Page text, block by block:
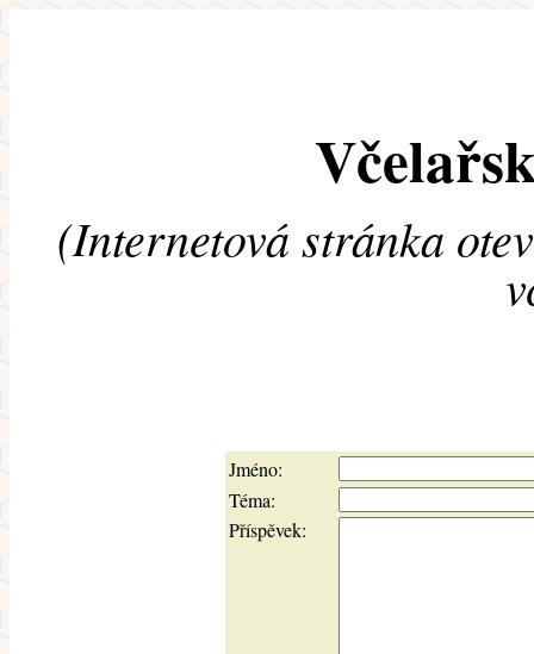
(Internetová stránka
Jméno:
Téma:
Příspěvek: